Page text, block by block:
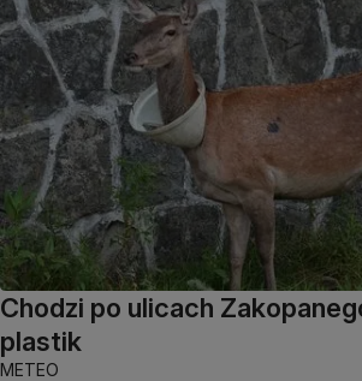
Chodzi po ulicach
plastik
METEO